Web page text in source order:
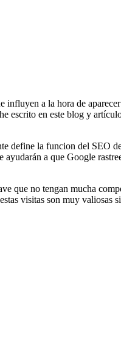
influyen a la hora de
escrito en este blog y
define la funcion del SEO
ayudarán a que Google
que no tengan mucha
visitas son muy valiosas